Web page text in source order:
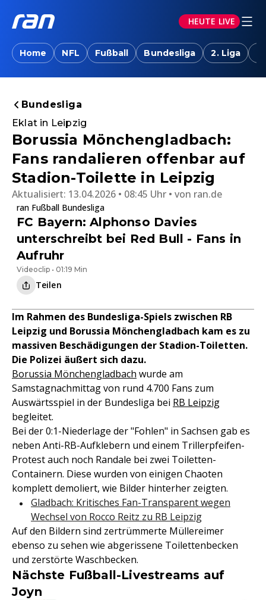
HEUTE LIVE
Home NFL Fußball Bundesliga 2. Liga
Bundesliga
Eklat in Leipzig
Borussia Mönchengladbach:
Fans randalieren offenbar auf
Stadion-Toilette in Leipzig
Aktualisiert: 13.04.2026 • 08:45 Uhr von ran.de
ran Fußball Bundesliga
FC Bayern: Alphonso Davies
unterschreibt bei Red Bull - Fans in
Aufruhr
Videoclip • 01:19 Min
Teilen
Im Rahmen des Bundesliga-Spiels zwischen RB
Leipzig und Borussia Mönchengladbach kam es zu
massiven Beschädigungen der Stadion-Toiletten.
Die Polizei äußert sich dazu.
Borussia Mönchengladbach wurde am
Samstagnachmittag von rund 4.700 Fans zum
Auswärtsspiel in der Bundesliga bei RB Leipzig
begleitet.
Bei der 0:1-Niederlage der "Fohlen" in Sachsen gab es
neben Anti-RB-Aufklebern und einem Trillerpfeifen-
Protest auch noch Randale bei zwei Toiletten-
Containern. Diese wurden von einigen Chaoten
komplett demoliert, wie Bilder hinterher zeigten.
Gladbach: Kritisches Fan-Transparent wegen
Wechsel von Rocco Reitz zu RB Leipzig
Auf den Bildern sind zertrümmerte Müllereimer
ebenso zu sehen wie abgerissene Toilettenbecken
und zerstörte Waschbecken.
Nächste Fußball-Livestreams auf
Joyn